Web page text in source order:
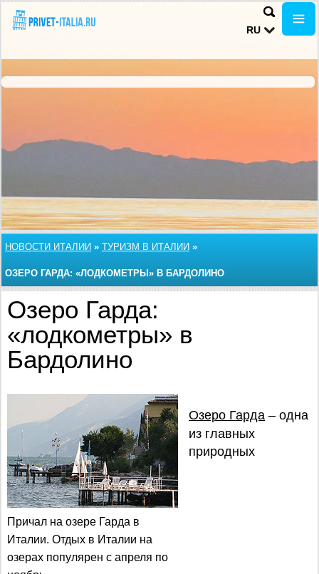
RU
НОВОСТИ ИТАЛИИ » ТУРИЗМ В ИТАЛИИ »
ОЗЕРО ГАРДА: «ЛОДКОМЕТРЫ» В БАРДОЛИНО
Озеро Гарда:
«лодкометры» в
Бардолино
Причал на озере Гарда в
Италии. Отдых в Италии на
озерах популярен с апреля по
Озеро Гарда – одна
из главных
природных